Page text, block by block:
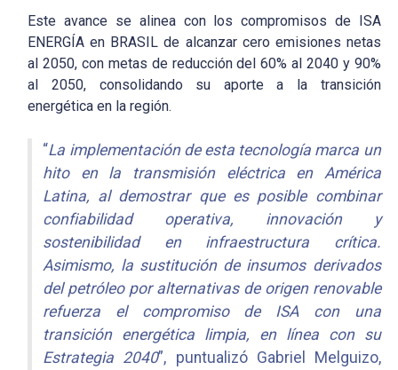
Este avance se alinea con los compromisos de ISA
ENERGÍA en BRASIL de alcanzar cero emisiones netas
al 2050, con metas de reducción del 60% al 2040 y 90%
al 2050, consolidando su aporte a la transición
energética en la región.
“La implementación de esta tecnología marca un
hito en la transmisión eléctrica en América
Latina, al demostrar que es posible combinar
confiabilidad operativa, innovación y
sostenibilidad en infraestructura crítica.
Asimismo, la sustitución de insumos derivados
del petróleo por alternativas de origen renovable
refuerza el compromiso de ISA con una
transición energética limpia, en línea con su
Estrategia 2040”, puntualizó Gabriel Melguizo,